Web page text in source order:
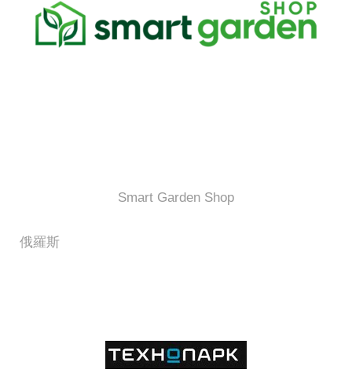
Smart Garden Shop
俄羅斯